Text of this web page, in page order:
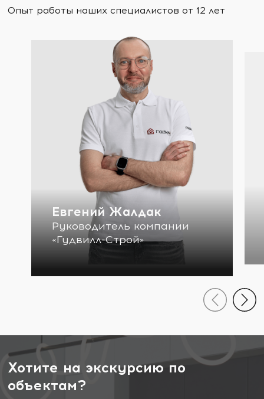
Опыт работы наших специалистов от 12 лет
Евгений Жалдак
Руководитель компании
«Гудвилл-Строй»
Хотите на экскурсию по
объектам?